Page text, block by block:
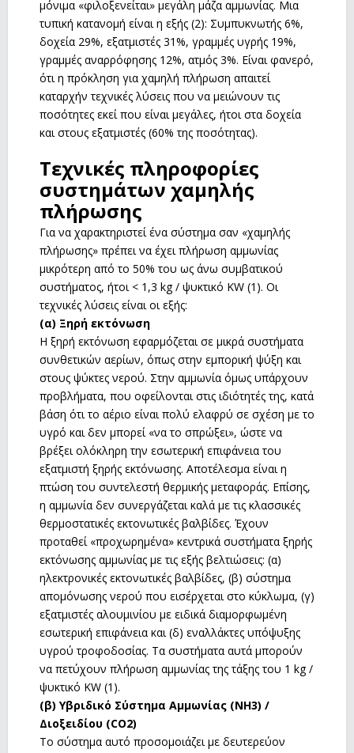
μόνιμα «φιλοξενείται» μεγάλη μάζα αμμωνίας. Μια
τυπική κατανομή είναι η εξής (2): Συμπυκνωτής 6%,
δοχεία 29%, εξατμιστές 31%, γραμμές υγρής 19%,
γραμμές αναρρόφησης 12%, ατμός 3%. Είναι φανερό,
ότι η πρόκληση για χαμηλή πλήρωση απαιτεί
καταρχήν τεχνικές λύσεις που να μειώνουν τις
ποσότητες εκεί που είναι μεγάλες, ήτοι στα δοχεία
και στους εξατμιστές (60% της ποσότητας).
Τεχνικές πληροφορίες
συστημάτων χαμηλής
πλήρωσης
Για να χαρακτηριστεί ένα σύστημα σαν «χαμηλής
πλήρωσης» πρέπει να έχει πλήρωση αμμωνίας
μικρότερη από το 50% του ως άνω συμβατικού
συστήματος, ήτοι < 1,3 kg / ψυκτικό KW (1). Οι
τεχνικές λύσεις είναι οι εξής:
(α) Ξηρή εκτόνωση
Η ξηρή εκτόνωση εφαρμόζεται σε μικρά συστήματα
συνθετικών αερίων, όπως στην εμπορική ψύξη και
στους ψύκτες νερού. Στην αμμωνία όμως υπάρχουν
προβλήματα, που οφείλονται στις ιδιότητές της, κατά
βάση ότι το αέριο είναι πολύ ελαφρύ σε σχέση με το
υγρό και δεν μπορεί «να το σπρώξει», ώστε να
βρέξει ολόκληρη την εσωτερική επιφάνεια του
εξατμιστή ξηρής εκτόνωσης. Αποτέλεσμα είναι η
πτώση του συντελεστή θερμικής μεταφοράς. Επίσης,
η αμμωνία δεν συνεργάζεται καλά με τις κλασσικές
θερμοστατικές εκτονωτικές βαλβίδες. Έχουν
προταθεί «προχωρημένα» κεντρικά συστήματα ξηρής
εκτόνωσης αμμωνίας με τις εξής βελτιώσεις: (α)
ηλεκτρονικές εκτονωτικές βαλβίδες, (β) σύστημα
απομόνωσης νερού που εισέρχεται στο κύκλωμα, (γ)
εξατμιστές αλουμινίου με ειδικά διαμορφωμένη
εσωτερική επιφάνεια και (δ) εναλλάκτες υπόψυξης
υγρού τροφοδοσίας. Τα συστήματα αυτά μπορούν
να πετύχουν πλήρωση αμμωνίας της τάξης του 1 kg /
ψυκτικό KW (1).
(β) Υβριδικό Σύστημα Αμμωνίας (NH3) /
Διοξειδίου (CO2)
Το σύστημα αυτό προσομοιάζει με δευτερεύον